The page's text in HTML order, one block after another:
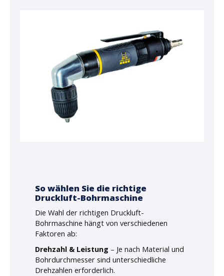
So wählen Sie die richtige
Druckluft-Bohrmaschine
Die Wahl der richtigen Druckluft-
Bohrmaschine hängt von verschiedenen
Faktoren ab:
Drehzahl & Leistung – Je nach Material und
Bohrdurchmesser sind unterschiedliche
Drehzahlen erforderlich.